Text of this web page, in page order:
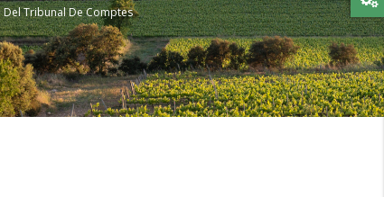
Del Tribunal De Comptes